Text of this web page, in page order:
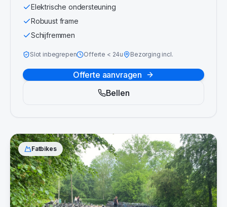
Fatbikes
Elektrische ondersteuning
Robuust frame
Schijfremmen
Slot inbegrepen Offerte < 24u Bezorging incl.
Offerte aanvragen
Bellen